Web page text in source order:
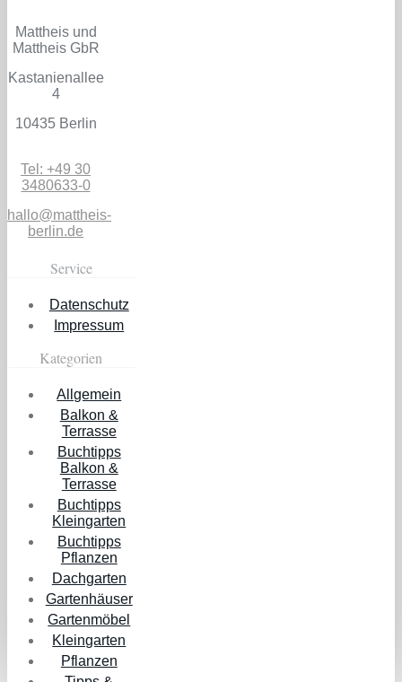
Mattheis und
Mattheis GbR
Kastanienallee
4
10435 Berlin
Tel: +49 30
3480633-0
hallo@mattheis-
berlin.de
Service
Datenschutz
Impressum
Kategorien
Allgemein
Balkon &
Terrasse
Buchtipps
Balkon &
Terrasse
Buchtipps
Kleingarten
Buchtipps
Pflanzen
Dachgarten
Gartenhäuser
Gartenmöbel
Kleingarten
Pflanzen